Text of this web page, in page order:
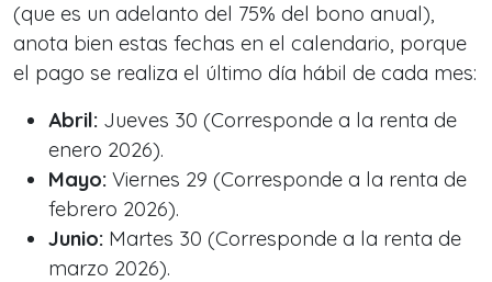
(que es un adelanto del 75% del bono anual),
anota bien estas fechas en el calendario, porque
el pago se realiza el último día hábil de cada mes:
Abril: Jueves 30 (Corresponde a la renta de
enero 2026).
Mayo: Viernes 29 (Corresponde a la renta de
febrero 2026).
Junio: Martes 30 (Corresponde a la renta de
marzo 2026).